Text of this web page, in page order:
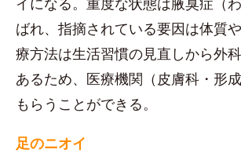
ばれ、指摘されている要因は体質
療方法は生活習慣の見直しから外
あるため、医療機関（皮膚科・形
もらうことができる。
足のニオイ